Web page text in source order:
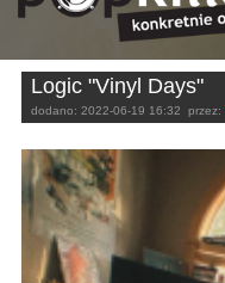
Logic "Vinyl Days"
dodano: 2022-06-19 16:32 przez: